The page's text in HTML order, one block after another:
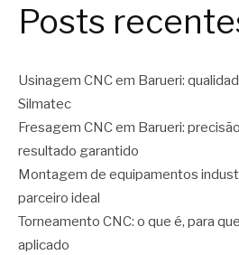
Posts
Usinagem CNC em Barueri:
Silmatec
Fresagem CNC em Barueri:
resultado garantido
Montagem de equipamentos
parceiro ideal
Torneamento CNC: o que é, para
aplicado